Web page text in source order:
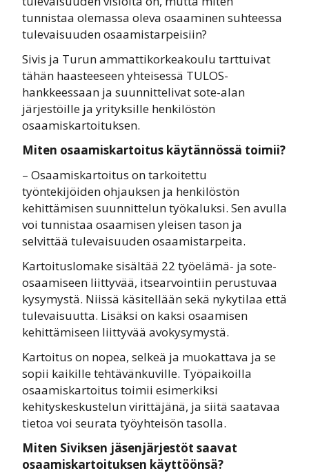
tunnistaa olemassa oleva osaaminen suhteessa
tulevaisuuden osaamistarpeisiin?
Sivis ja Turun ammattikorkeakoulu tarttuivat
tähän haasteeseen yhteisessä TULOS-
hankkeessaan ja suunnittelivat sote-alan
järjestöille ja yrityksille henkilöstön
osaamiskartoituksen.
Miten osaamiskartoitus käytännössä toimii?
– Osaamiskartoitus on tarkoitettu
työntekijöiden ohjauksen ja henkilöstön
kehittämisen suunnittelun työkaluksi. Sen avulla
voi tunnistaa osaamisen yleisen tason ja
selvittää tulevaisuuden osaamistarpeita.
Kartoituslomake sisältää 22 työelämä- ja sote-
osaamiseen liittyvää, itsearvointiin perustuvaa
kysymystä. Niissä käsitellään sekä nykytilaa että
tulevaisuutta. Lisäksi on kaksi osaamisen
kehittämiseen liittyvää avokysymystä.
Kartoitus on nopea, selkeä ja muokattava ja se
sopii kaikille tehtävänkuville. Työpaikoilla
osaamiskartoitus toimii esimerkiksi
kehityskeskustelun virittäjänä, ja siitä saatavaa
tietoa voi seurata työyhteisön tasolla.
Miten Siviksen jäsenjärjestöt saavat
osaamiskartoituksen käyttöönsä?